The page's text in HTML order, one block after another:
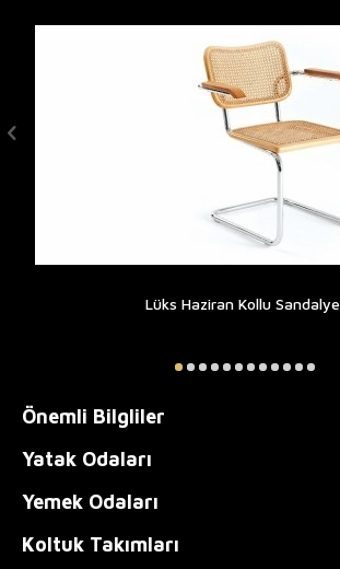
Lüks Haziran Kollu Sandalye
Önemli Bilgliler
Yatak Odaları
Yemek Odaları
Koltuk Takımları